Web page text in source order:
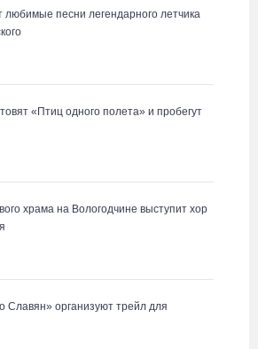
любимые песни легендарного летчика
«Птиц одного полета» и пробегут
храма на Вологодчине выступит хор
Славян» организуют трейл для